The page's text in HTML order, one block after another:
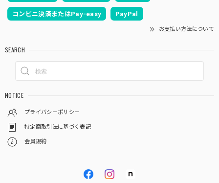
コンビニ決済またはPay-easy PayPal
お支払い方法について
SEARCH
NOTICE
プライバシーポリシー
特定商取引法に基づく表記
会員規約